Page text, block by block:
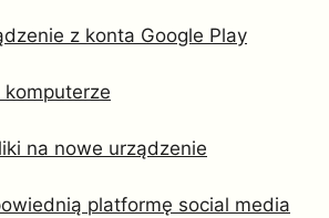
z konta Google Play
na nowe urządzenie
platformę social media